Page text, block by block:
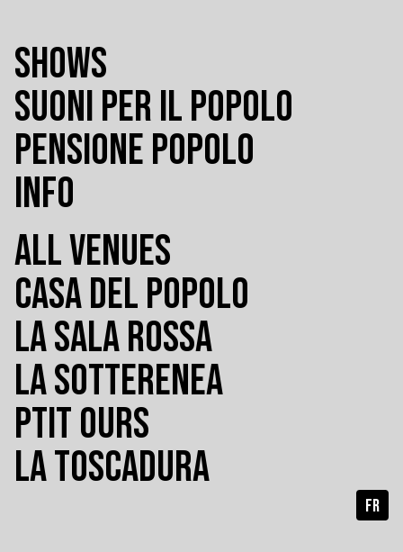
SHOWS
SUONI PER IL POPOLO
PENSIONE POPOLO
INFO
ALL VENUES
CASA DEL POPOLO
LA SALA ROSSA
LA SOTTERENEA
PTIT OURS
LA TOSCADURA
FR